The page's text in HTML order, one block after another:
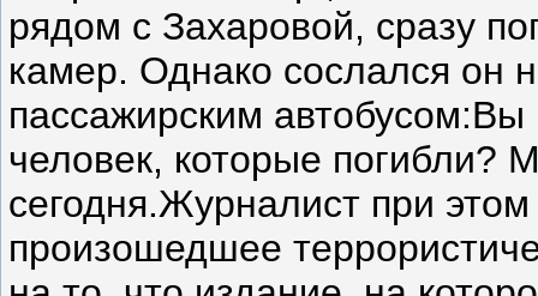
рядом с Захаровой, сразу
камер. Однако сослался он
пассажирским
человек, которые погибли?
сегодня.Журналист при
произошедшее